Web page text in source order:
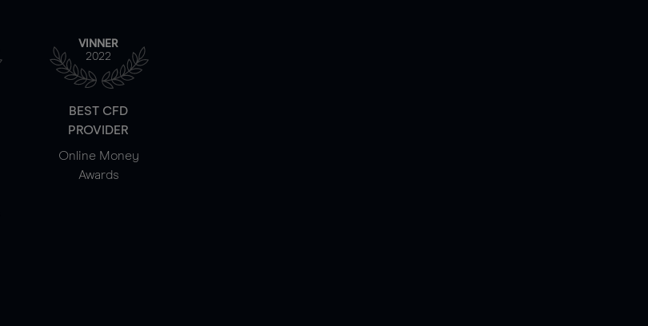
VINNER
2022
BEST CFD
PROVIDER
Online Money
Awards